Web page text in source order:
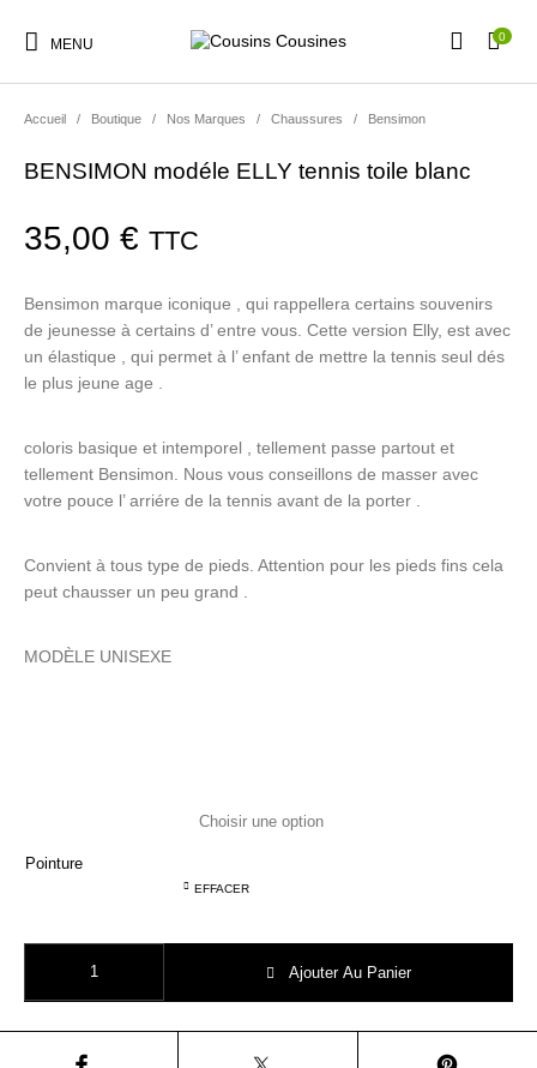
MENU 0
Nouveautés
Vêtements Garçons Accessoires Cadeaux Nos Marques
Accueil / Boutique / Nos Marques / Chaussures / Bensimon
BENSIMON modéle ELLY tennis toile blanc
35,00€ TTC
Bensimon marque iconique , qui rappellera certains souvenirs
de jeunesse à certains d’ entre vous. Cette version Elly, est avec
un élastique , qui permet à l’ enfant de mettre la tennis seul dés
le plus jeune age .
coloris basique et intemporel , tellement passe partout et
tellement Bensimon. Nous vous conseillons de masser avec
votre pouce l’ arriére de la tennis avant de la porter .
Convient à tous type de pieds. Attention pour les pieds fins cela
peut chausser un peu grand .
MODÈLE UNISEXE
Pointure
EFFACER
Ajouter Au Panier